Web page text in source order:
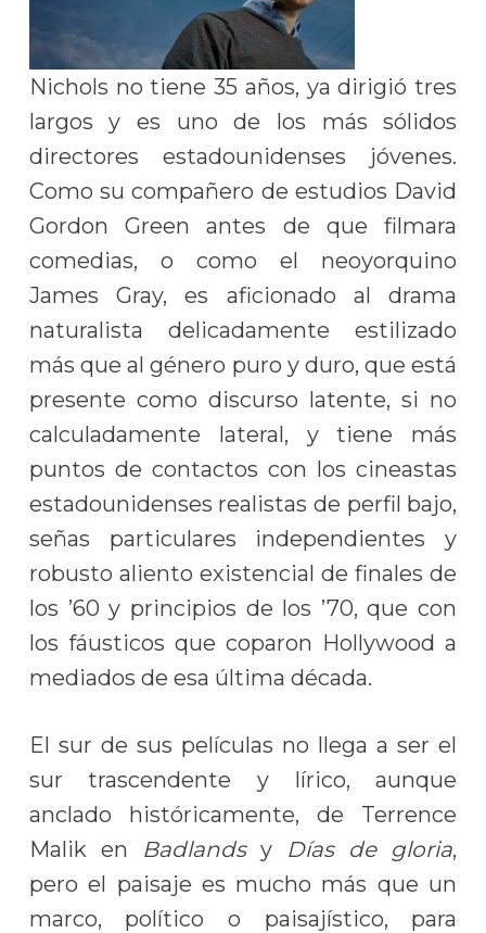
Nichols no tiene 35 años, ya dirigió tres
largos y es uno de los más sólidos
directores estadounidenses jóvenes.
Como su compañero de estudios David
Gordon Green antes de que filmara
comedias, o como el neoyorquino
James Gray, es aficionado al drama
naturalista delicadamente estilizado
más que al género puro y duro, que está
presente como discurso latente, si no
calculadamente lateral, y tiene más
puntos de contactos con los cineastas
estadounidenses realistas de perfil bajo,
señas particulares independientes y
robusto aliento existencial de finales de
los ’60 y principios de los ’70, que con
los fáusticos que coparon Hollywood a
mediados de esa última década.
El sur de sus películas no llega a ser el
sur trascendente y lírico, aunque
anclado históricamente, de Terrence
Malik en Badlandsy Días de gloria,
pero el paisaje es mucho más que un
marco, político o paisajístico, para